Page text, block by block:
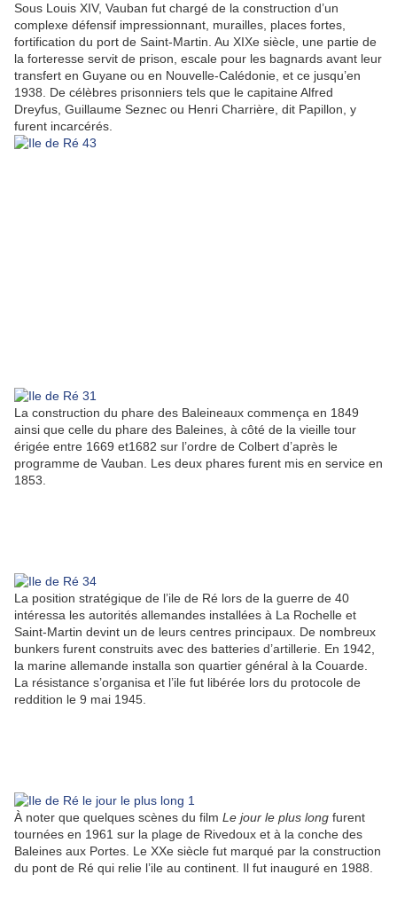
Sous Louis XIV, Vauban fut chargé de la construction d’un
complexe défensif impressionnant, murailles, places fortes,
fortification du port de Saint-Martin. Au XIXe siècle, une partie de
la forteresse servit de prison, escale pour les bagnards avant leur
transfert en Guyane ou en Nouvelle-Calédonie, et ce jusqu’en
1938. De célèbres prisonniers tels que le capitaine Alfred
Dreyfus, Guillaume Seznec ou Henri Charrière, dit Papillon, y
furent incarcérés.
La construction du phare des Baleineaux commença en 1849
ainsi que celle du phare des Baleines, à côté de la vieille tour
érigée entre 1669 et1682 sur l’ordre de Colbert d’après le
programme de Vauban. Les deux phares furent mis en service en
1853.
La position stratégique de l’ile de Ré lors de la guerre de 40
intéressa les autorités allemandes installées à La Rochelle et
Saint-Martin devint un de leurs centres principaux. De nombreux
bunkers furent construits avec des batteries d’artillerie. En 1942,
la marine allemande installa son quartier général à la Couarde.
La résistance s’organisa et l’ile fut libérée lors du protocole de
reddition le 9 mai 1945.
À noter que quelques scènes du film Le jour le plus long furent
tournées en 1961 sur la plage de Rivedoux et à la conche des
Baleines aux Portes. Le XXe siècle fut marqué par la construction
du pont de Ré qui relie l’ile au continent. Il fut inauguré en 1988.